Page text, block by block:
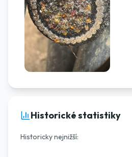
Historické statistiky
Historicky nejnižší: